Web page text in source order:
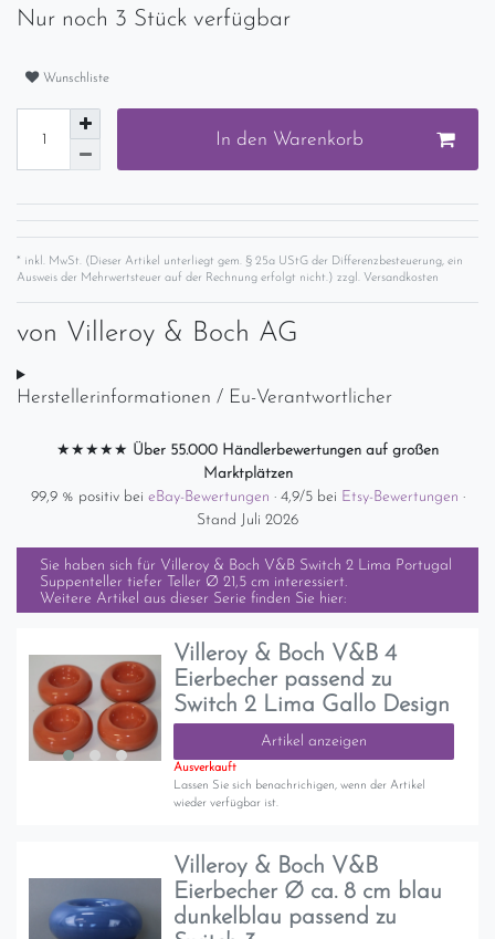
Nur noch 3 Stück verfügbar
Wunschliste
In den Warenkorb
* inkl. MwSt. (Dieser Artikel unterliegt gem. § 25a UStG der Differenzbesteuerung, ein
Ausweis der Mehrwertsteuer auf der Rechnung erfolgt nicht.) zzgl. Versandkosten
von Villeroy & Boch AG
Herstellerinformationen / Eu-Verantwortlicher
★★★★★ Über 55.000 Händlerbewertungen auf großen
Marktplätzen
99,9 % positiv bei eBay-Bewertungen · 4,9/5 bei Etsy-Bewertungen ·
Stand Juli 2026
Sie haben sich für Villeroy & Boch V&B Switch 2 Lima Portugal
Suppenteller tiefer Teller Ø 21,5 cm interessiert.
Weitere Artikel aus dieser Serie finden Sie hier:
Villeroy & Boch V&B 4
Eierbecher passend zu
Switch 2 Lima Gallo Design
Artikel anzeigen
Ausverkauft
Lassen Sie sich benachrichigen, wenn der Artikel
wieder verfügbar ist.
Villeroy & Boch V&B
Eierbecher Ø ca. 8 cm blau
dunkelblau passend zu